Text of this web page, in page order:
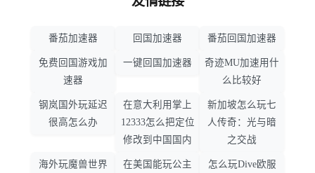
番茄加速器 回国加速器 番茄回国加速器
免费回国游戏加
速器
一键回国加速器
奇迹MU加速用什
么比较好
钢岚国外玩延迟
很高怎么办
在意大利用掌上
12333怎么把定位
修改到中国国内
新加坡怎么玩七
人传奇：光与暗
之交战
海外玩魔兽世界 在美国能玩公主 怎么玩Dive欧服